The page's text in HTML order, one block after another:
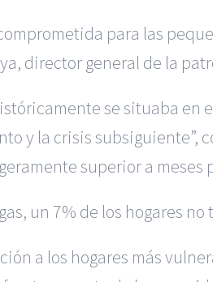
para las
director general de la
se situaba
y la crisis subsiguiente”,
superior a
un 7% de los hogares
a los hogares más